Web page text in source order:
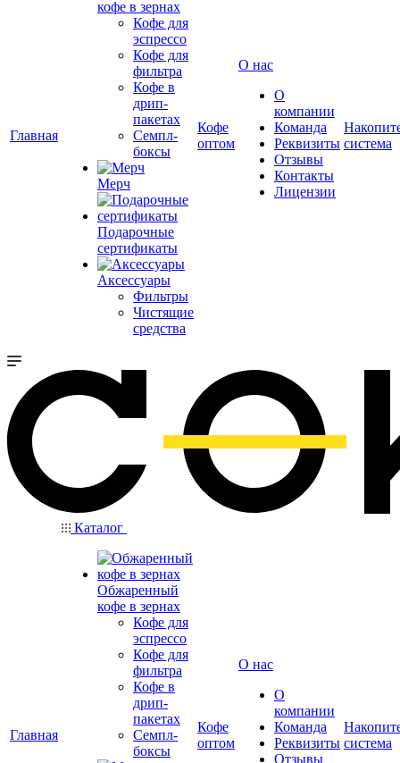
Главная
кофе в зернах
Кофе для
эспрессо
Кофе для
фильтра
Кофе в
дрип-
пакетах
Семпл-
боксы
Мерч
Подарочные
сертификаты
Аксессуары
Фильтры
Чистящие
средства
Кофе
оптом
О нас
О
компании
Команда
Реквизиты
Отзывы
Контакты
Лицензии
система
Главная
Каталог
Обжаренный
кофе в зернах
Кофе для
эспрессо
Кофе для
фильтра
Кофе в
дрип-
пакетах
Семпл-
боксы
Кофе
оптом
О нас
О
компании
Команда
Реквизиты
Отзывы
система